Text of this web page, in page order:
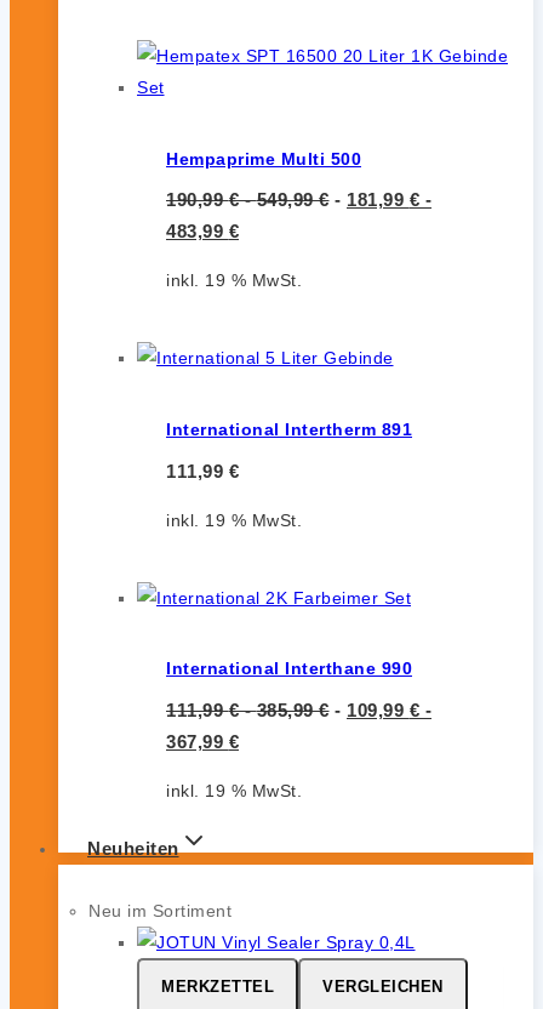
Hempaprime Multi 500
190,99€-549,99€- 181,99 € -
483,99 €
inkl. 19 % MwSt.
International Intertherm 891
111,99 €
inkl. 19 % MwSt.
International Interthane 990
111,99€-385,99€- 109,99 € -
367,99 €
inkl. 19 % MwSt.
Neuheiten
Neu im Sortiment
MERKZETTEL VERGLEICHEN